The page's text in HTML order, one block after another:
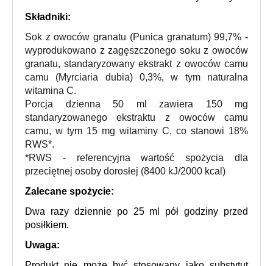
Składniki:
Sok z owoców granatu (Punica granatum) 99,7% -
wyprodukowano z zagęszczonego soku z owoców
granatu, standaryzowany ekstrakt z owoców camu
camu (Myrciaria dubia) 0,3%, w tym naturalna
witamina C.
Porcja dzienna 50 ml zawiera 150 mg
standaryzowanego ekstraktu z owoców camu
camu, w tym 15 mg witaminy C, co stanowi 18%
RWS*.
*RWS - referencyjna wartość spożycia dla
przeciętnej osoby dorosłej (8400 kJ/2000 kcal)
Zalecane spożycie:
Dwa razy dziennie po 25 ml pół godziny przed
posiłkiem.
Uwaga: